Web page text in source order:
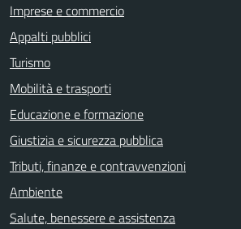
Imprese e commercio
Appalti pubblici
Turismo
Mobilità e trasporti
Educazione e formazione
Giustizia e sicurezza pubblica
Tributi, finanze e contravvenzioni
Ambiente
Salute, benessere e assistenza